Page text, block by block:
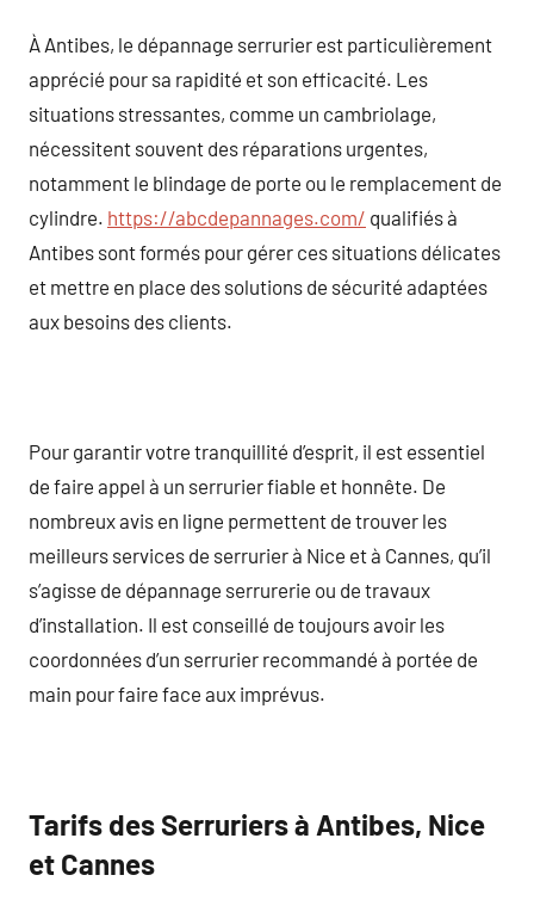
À Antibes, le dépannage serrurier est particulièrement
apprécié pour sa rapidité et son efficacité. Les
situations stressantes, comme un cambriolage,
nécessitent souvent des réparations urgentes,
notamment le blindage de porte ou le remplacement de
cylindre. https://abcdepannages.com/ qualifiés à
Antibes sont formés pour gérer ces situations délicates
et mettre en place des solutions de sécurité adaptées
aux besoins des clients.
Pour garantir votre tranquillité d’esprit, il est essentiel
de faire appel à un serrurier fiable et honnête. De
nombreux avis en ligne permettent de trouver les
meilleurs services de serrurier à Nice et à Cannes, qu’il
s’agisse de dépannage serrurerie ou de travaux
d’installation. Il est conseillé de toujours avoir les
coordonnées d’un serrurier recommandé à portée de
main pour faire face aux imprévus.
Tarifs des Serruriers à Antibes, Nice
et Cannes